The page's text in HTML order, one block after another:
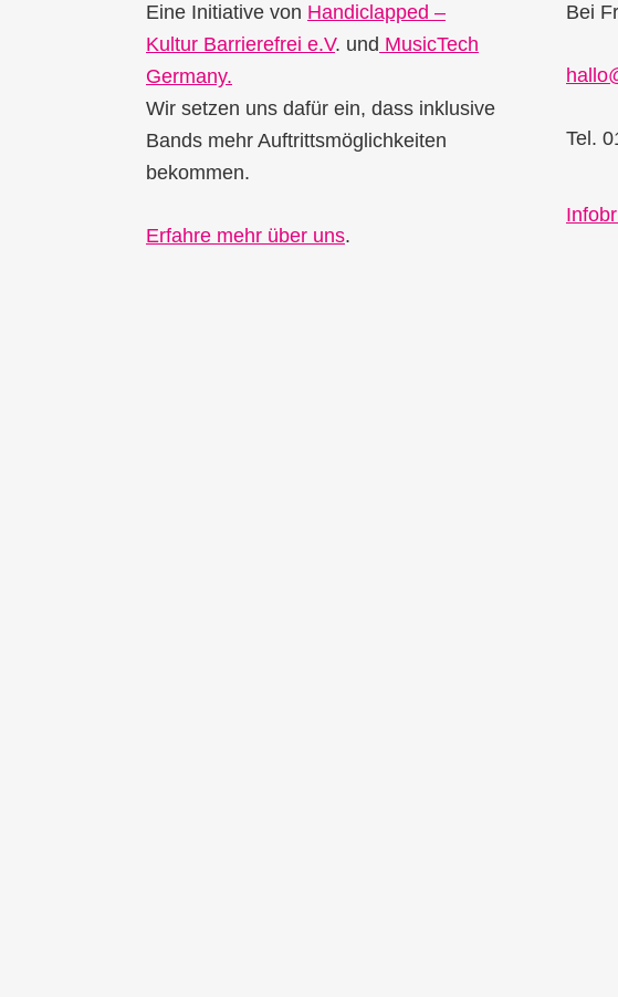
Eine Initiative von Handiclapped –
Kultur Barrierefrei e.V. und MusicTech
Germany.
Wir setzen uns dafür ein, dass inklusive
Bands mehr Auftrittsmöglichkeiten
bekommen.
Erfahre mehr über uns.
Bei
Tel.